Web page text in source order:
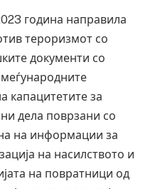
година направила
тероризмот со
документи со
капацитетите за
дела поврзани со
на информации за
на насилството и
на повратници од